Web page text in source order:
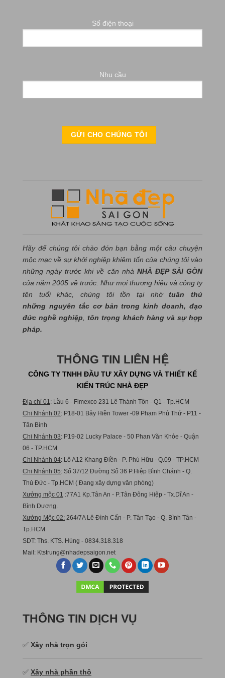
Số điện thoại
Nhu cầu
Hãy để chúng tôi chào đón bạn bằng một câu chuyện
mộc mạc về sự khởi nghiệp khiêm tốn của chúng tôi vào
những ngày trước khi về căn nhà NHÀ ĐẸP SÀI GÒN
của năm 2005 về trước. Như mọi thương hiệu và công ty
tên tuổi khác, chúng tôi tồn tại nhờtuân thủ
những nguyên tắc cơ bản trong kinh doanh, đạo
đức nghề nghiệp,tôn trọng khách hàng và sự hợp
pháp.
THÔNG TIN LIÊN HỆ
CÔNG TY TNHH ĐẦU TƯ XÂY DỰNG VÀ THIẾT KẾ
KIẾN TRÚC NHÀ ĐẸP
Địa chỉ 01 : Lầu 6 - Fimexco 231 Lê Thánh Tôn - Q1 - Tp.HCM
Chi Nhánh 02: P18-01 Bảy Hiền Tower -09 Phạm Phú Thứ - P11 -
Tân Bình
Chi Nhánh 03: P19-02 Lucky Palace - 50 Phan Văn Khỏe - Quận
06 - TP.HCM
Chi Nhánh 04: Lô A12 Khang Điền - P. Phú Hữu - Q.09 - TP.HCM
Chi Nhánh 05: Số 37/12 Đường Số 36 P.Hiệp Bình Chánh - Q.
Thủ Đức - Tp.HCM ( Đang xây dựng văn phòng)
Xưởng mộc 01
:77A1 Kp.Tân An - P.Tân Đông Hiệp - Tx.Dĩ An -
Bình Dương.
Xưởng Mộc 02: 264/7A Lê Đình Cẩn - P. Tân Tạo - Q. Bình Tân -
Tp.HCM
SDT: Ths. KTS. Hùng - 0834.318.318
Mail: Ktstrung@nhadepsaigon.net
THÔNG TIN DỊCH VỤ
✅ Xây nhà trọn gói
✅ Xây nhà phần thô